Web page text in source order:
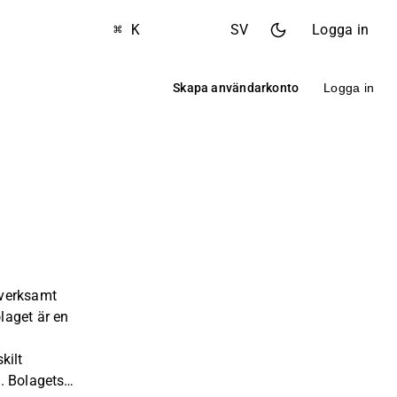
⌘ K SV Logga in
Skapa användarkonto Logga in
är en
Bolagets